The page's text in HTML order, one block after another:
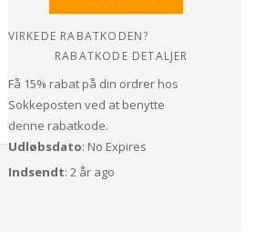
VIRKEDE RABATKODEN?
RABATKODE DETALJER
Få 15% rabat på din ordrer hos
Sokkeposten ved at benytte
denne rabatkode.
Udløbsdato: No Expires
Indsendt: 2 år ago